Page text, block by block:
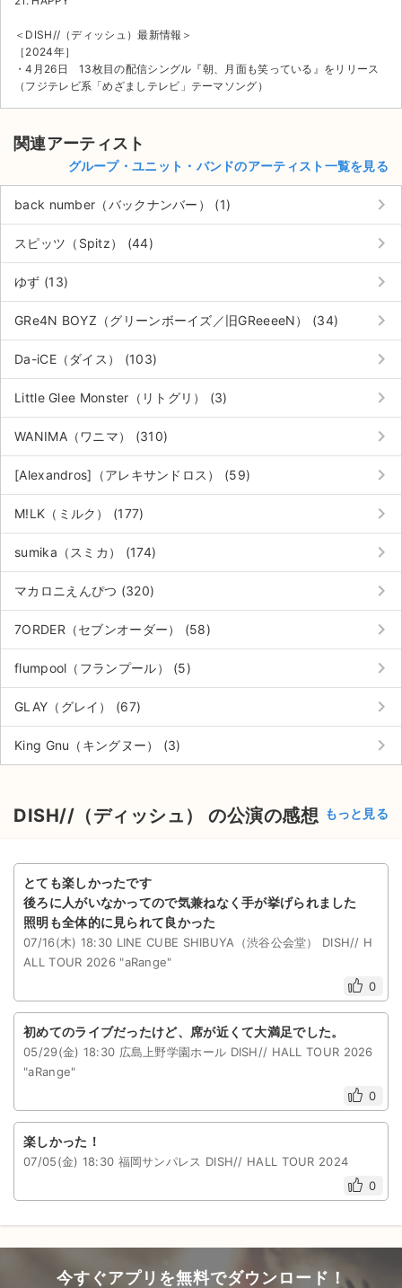
＜DISH//（ディッシュ）最新情報＞
［2024年］
・4月26日 13枚目の配信シングル『朝、月面も笑っている』をリリース
（フジテレビ系「めざましテレビ」テーマソング）
関連アーティスト
グループ・ユニット・バンドのアーティスト一覧を見る
back number（バックナンバー） (1) keyboard_arrow_right
スピッツ（Spitz） (44) keyboard_arrow_right
ゆず (13) keyboard_arrow_right
GRe4N BOYZ（グリーンボーイズ／旧GReeeeN） (34) keyboard_arrow_right
Da-iCE（ダイス） (103) keyboard_arrow_right
Little Glee Monster（リトグリ） (3) keyboard_arrow_right
WANIMA（ワニマ） (310) keyboard_arrow_right
[Alexandros]（アレキサンドロス） (59) keyboard_arrow_right
M!LK（ミルク） (177) keyboard_arrow_right
sumika（スミカ） (174) keyboard_arrow_right
マカロニえんぴつ (320) keyboard_arrow_right
7ORDER（セブンオーダー） (58) keyboard_arrow_right
flumpool（フランプール） (5) keyboard_arrow_right
GLAY（グレイ） (67) keyboard_arrow_right
King Gnu（キングヌー） (3) keyboard_arrow_right
DISH//（ディッシュ） の公演の感想 もっと見る
とても楽しかったです
後ろに人がいなかってので気兼ねなく手が挙げられました
照明も全体的に見られて良かった
07/16(木) 18:30 LINE CUBE SHIBUYA（渋谷公会堂） DISH// H
ALL TOUR 2026 "aRange"
0
初めてのライブだったけど、席が近くて大満足でした。
05/29(金) 18:30 広島上野学園ホール DISH// HALL TOUR 2026
"aRange"
0
楽しかった！
07/05(金) 18:30 福岡サンパレス DISH// HALL TOUR 2024
0
今すぐアプリを無料でダウンロード！